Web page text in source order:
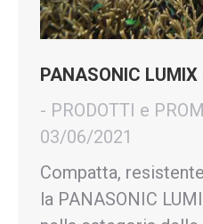
PANASONIC LUMIX
- PRODOTTI e
03/06/2021
Compatta,
la PANASONIC